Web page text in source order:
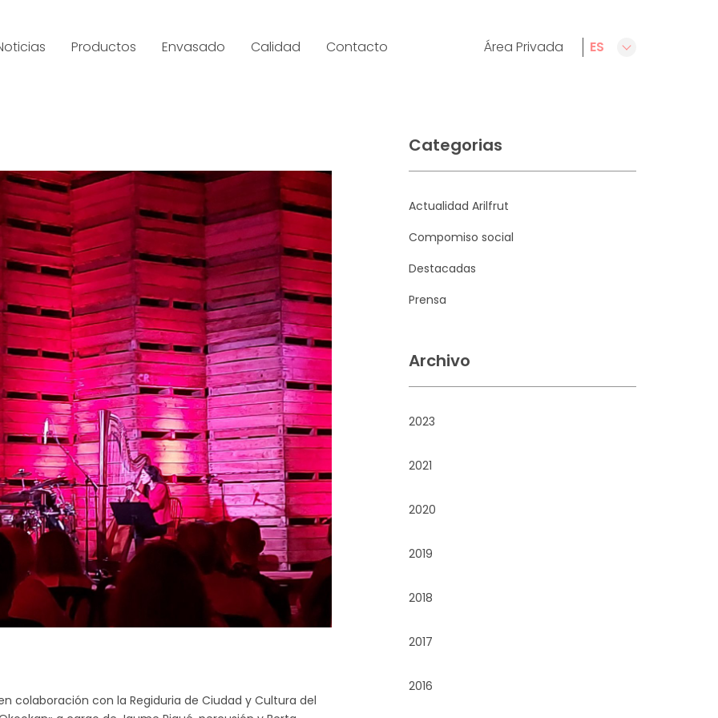
Productos Envasado Calidad Contacto Área Privada
ES
en colaboración con la Regiduria de Ciudad y Cultura del
Categorias
Actualidad Arilfrut
Compomiso social
Destacadas
Prensa
Archivo
2023
2021
2020
2019
2018
2017
2016